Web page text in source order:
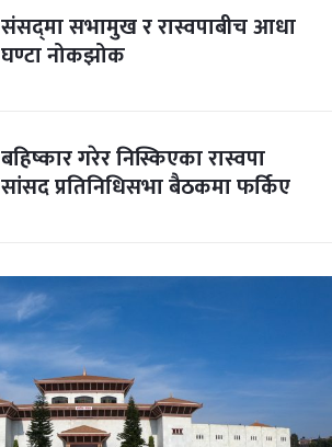
संसद्‍मा सभामुख र रास्वपाबीच आधा
घण्टा नोकझोक
बहिष्कार गरेर निस्किएका रास्वपा
सांसद प्रतिनिधिसभा बैठकमा फर्किए